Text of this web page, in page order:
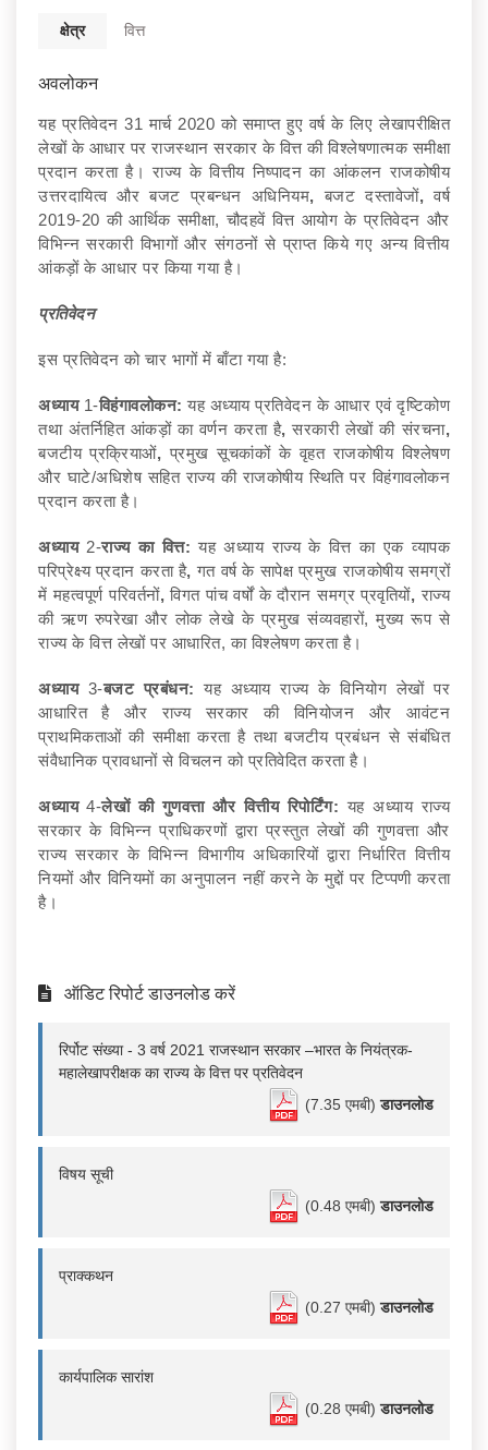
क्षेत्र वित्त
अवलोकन
यह प्रतिवेदन 31 मार्च 2020 को समाप्त हुए वर्ष के लिए लेखापरीक्षित
लेखों के आधार पर राजस्थान सरकार के वित्त की विश्लेषणात्मक समीक्षा
प्रदान करता है। राज्य के वित्तीय निष्पादन का आंकलन राजकोषीय
उत्तरदायित्व और बजट प्रबन्धन अधिनियम, बजट दस्तावेजों, वर्ष
2019-20 की आर्थिक समीक्षा, चौदहवें वित्त आयोग के प्रतिवेदन और
विभिन्न सरकारी विभागों और संगठनों से प्राप्त किये गए अन्य वित्तीय
आंकड़ों के आधार पर किया गया है।
प्रतिवेदन
इस प्रतिवेदन को चार भागों में बाँटा गया है:
अध्याय 1-विहंगावलोकन: यह अध्याय प्रतिवेदन के आधार एवं दृष्टिकोण
तथा अंतर्निहित आंकड़ों का वर्णन करता है, सरकारी लेखों की संरचना,
बजटीय प्रक्रियाओं, प्रमुख सूचकांकों के वृहत राजकोषीय विश्लेषण
और घाटे/अधिशेष सहित राज्य की राजकोषीय स्थिति पर विहंगावलोकन
प्रदान करता है।
अध्याय 2-राज्य का वित्त: यह अध्याय राज्य के वित्त का एक व्यापक
परिप्रेक्ष्य प्रदान करता है, गत वर्ष के सापेक्ष प्रमुख राजकोषीय समग्रों
में महत्वपूर्ण परिवर्तनों, विगत पांच वर्षों के दौरान समग्र प्रवृतियों, राज्य
की ऋण रुपरेखा और लोक लेखे के प्रमुख संव्यवहारों, मुख्य रूप से
राज्य के वित्त लेखों पर आधारित, का विश्लेषण करता है।
अध्याय 3-बजट प्रबंधन: यह अध्याय राज्य के विनियोग लेखों पर
आधारित है और राज्य सरकार की विनियोजन और आवंटन
प्राथमिकताओं की समीक्षा करता है तथा बजटीय प्रबंधन से संबंधित
संवैधानिक प्रावधानों से विचलन को प्रतिवेदित करता है।
अध्याय4-लेखों की गुणवत्ता और वित्तीय रिपोर्टिंग: यह अध्याय राज्य
सरकार के विभिन्न प्राधिकरणों द्वारा प्रस्तुत लेखों की गुणवत्ता और
राज्य सरकार के विभिन्न विभागीय अधिकारियों द्वारा निर्धारित वित्तीय
नियमों और विनियमों का अनुपालन नहीं करने के मुद्दों पर टिप्पणी करता
है।
ऑडिट रिपोर्ट डाउनलोड करें
रिर्पोट संख्या - 3 वर्ष 2021 राजस्थान सरकार –भारत के नियंत्रक-
महालेखापरीक्षक का राज्य के वित्त पर प्रतिवेदन
(7.35 एमबी)डाउनलोड
विषय सूची
(0.48 एमबी)डाउनलोड
प्राक्कथन
(0.27 एमबी)डाउनलोड
कार्यपालिक सारांश
(0.28 एमबी)डाउनलोड